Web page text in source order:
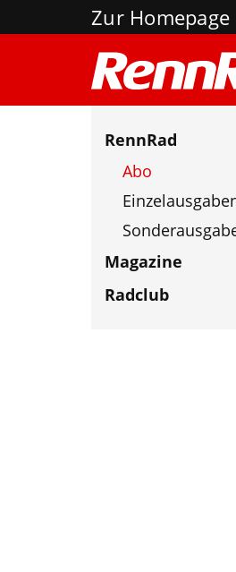
Zur Homepage
RennRad
Abo
Magazine
Radclub